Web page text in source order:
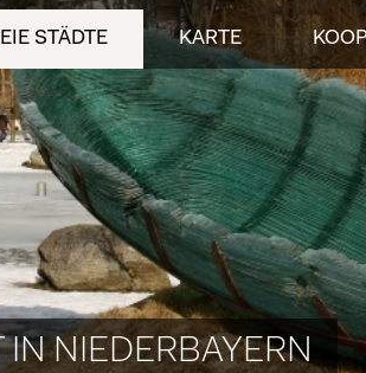
STÄDTE KARTE
IN NIEDERBAYERN